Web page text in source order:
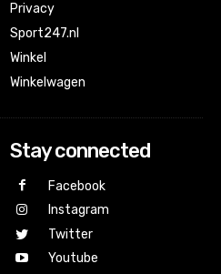
Privacy
Sport247.nl
Winkel
Winkelwagen
Stay connected
Facebook
Instagram
Twitter
Youtube